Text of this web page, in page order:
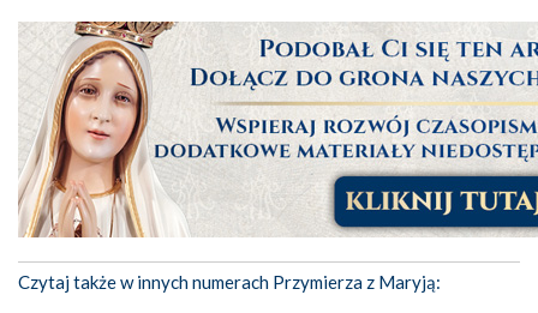
Czytaj także w innych numerach Przymierza z Maryją: